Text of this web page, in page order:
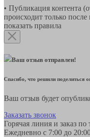
• Публикация контента
происходит только
показать правила
Ваш отзыв отправлен!
Спасибо, что решили поделиться
Ваш отзыв будет
Заказать звонок
Горячая линия и заказ по
Ежедневно с 7:00 до